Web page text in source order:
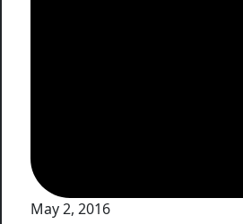
May 2, 2016